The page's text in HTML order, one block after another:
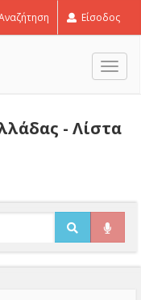
Είσοδος
- Λίστα